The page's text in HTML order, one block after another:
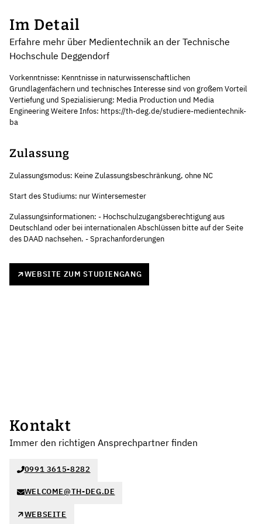
Im Detail
Erfahre mehr über Medientechnik an der Technische
Hochschule Deggendorf
Vorkenntnisse: Kenntnisse in naturwissenschaftlichen
Grundlagenfächern und technisches Interesse sind von großem Vorteil
Vertiefung und Spezialisierung: Media Production und Media
Engineering Weitere Infos: https://th-deg.de/studiere-medientechnik-
ba
Zulassung
Zulassungsmodus: Keine Zulassungsbeschränkung, ohne NC
Start des Studiums: nur Wintersemester
Zulassungsinformationen: - Hochschulzugangsberechtigung aus
Deutschland oder bei internationalen Abschlüssen bitte auf der Seite
des DAAD nachsehen. - Sprachanforderungen
WEBSITE ZUM STUDIENGANG
Kontakt
Immer den richtigen Ansprechpartner finden
0991 3615-8282
WELCOME@TH-DEG.DE
WEBSEITE